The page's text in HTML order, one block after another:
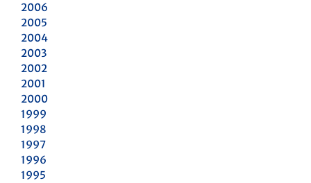
2006
2005
2004
2003
2002
2001
2000
1999
1998
1997
1996
1995